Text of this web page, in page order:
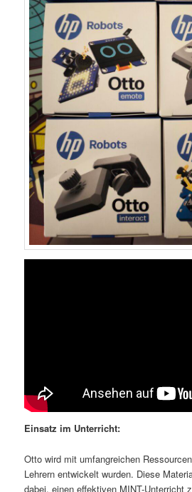
Einsatz im Unterricht:
Otto wird mit umfangreichen
Lehrern entwickelt wurden. Diese
dabei, einen effektiven MINT-Unterricht